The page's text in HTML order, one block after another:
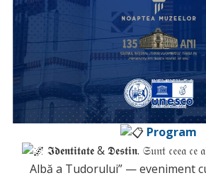
Program
𝕴𝖉𝖊𝖓𝖙𝖎𝖙𝖆𝖙𝖊 & 𝕯𝖊𝖘𝖙𝖎𝖓. 𝔖𝔲𝔫𝔱 𝔠𝔢𝔢𝔞 𝔠𝔢
Albă a Tudorului” — eveniment